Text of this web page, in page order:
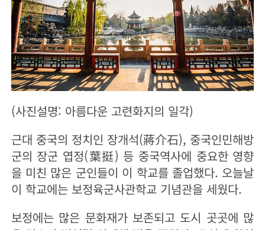
(사진설명: 아름다운 고련화지의 일각)
근대 중국의 정치인 장개석(蔣介石), 중국인민해방
군의 장군 엽정(葉挺) 등 중국역사에 중요한 영향
을 미친 많은 군인들이 이 학교를 졸업했다. 오늘날
이 학교에는 보정육군사관학교 기념관을 세웠다.
보정에는 많은 문화재가 보존되고 도시 곳곳에 많